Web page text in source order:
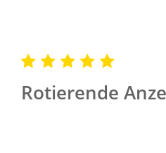
Rotierende